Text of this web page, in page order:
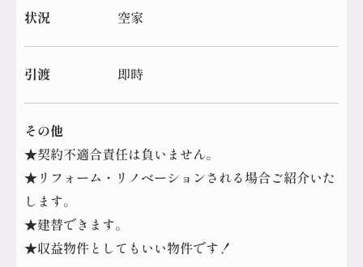
状況 空家
引渡 即時
その他
★契約不適合責任は負いません。
★リフォーム・リノベーションされる場合ご紹介いた
します。
★建替できます。
★収益物件としてもいい物件です！